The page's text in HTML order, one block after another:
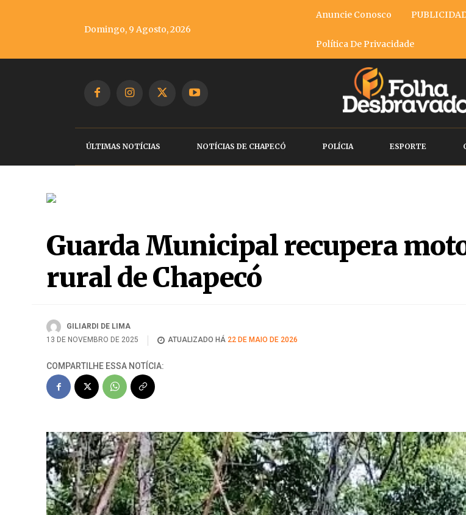
Domingo, 9 Agosto, 2026
Anuncie Conosco
Política De Privacidade
ÚLTIMAS NOTÍCIAS NOTÍCIAS DE CHAPECÓ POLÍCIA ESPORTE
Guarda Municipal recupera
rural de Chapecó
GILIARDI DE LIMA
13 DE NOVEMBRO DE 2025
ATUALIZADO HÁ 22 DE MAIO DE 2026
COMPARTILHE ESSA NOTÍCIA: